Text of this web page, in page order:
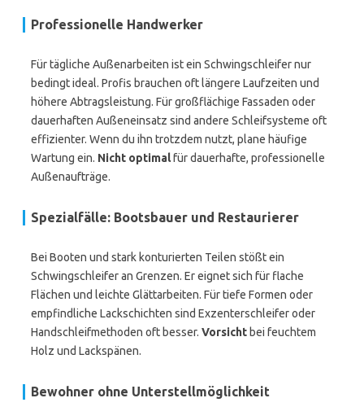
Professionelle Handwerker
Für tägliche Außenarbeiten ist ein Schwingschleifer nur
bedingt ideal. Profis brauchen oft längere Laufzeiten und
höhere Abtragsleistung. Für großflächige Fassaden oder
dauerhaften Außeneinsatz sind andere Schleifsysteme oft
effizienter. Wenn du ihn trotzdem nutzt, plane häufige
Wartung ein. Nicht optimalfür dauerhafte, professionelle
Außenaufträge.
Spezialfälle: Bootsbauer und Restaurierer
Bei Booten und stark konturierten Teilen stößt ein
Schwingschleifer an Grenzen. Er eignet sich für flache
Flächen und leichte Glättarbeiten. Für tiefe Formen oder
empfindliche Lackschichten sind Exzenterschleifer oder
Handschleifmethoden oft besser. Vorsicht bei feuchtem
Holz und Lackspänen.
Bewohner ohne Unterstellmöglichkeit